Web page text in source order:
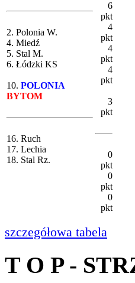
2. Polonia W.
4. Miedź
5. Stal M.
6. Łódzki KS
10. POLONIA
BYTOM
16. Ruch
17. Lechia
18. Stal Rz.
6
pkt
4
pkt
4
pkt
4
pkt
3
pkt
0
pkt
0
pkt
0
pkt
szczegółowa tabela
T O P -